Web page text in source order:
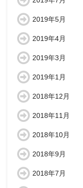
2019年5月
2019年4月
2019年3月
2019年1月
2018年12月
2018年11月
2018年10月
2018年9月
2018年7月